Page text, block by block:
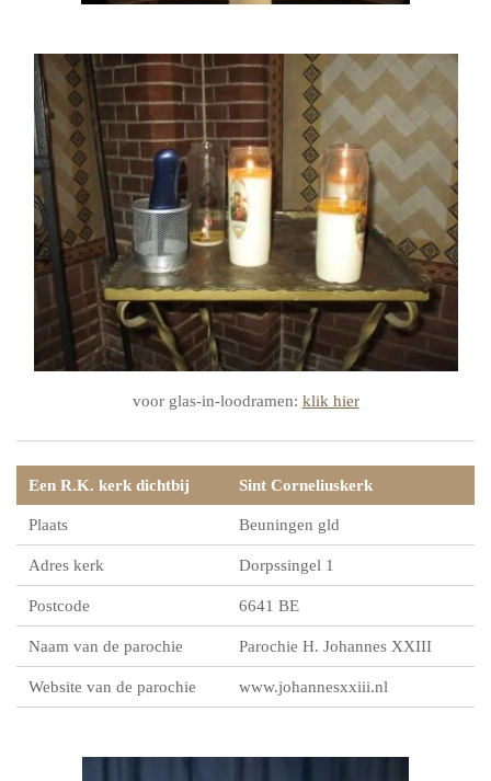
voor glas-in-loodramen: klik hier
Een R.K. kerk dichtbij Sint Corneliuskerk
Plaats Beuningen gld
Adres kerk Dorpssingel 1
Postcode 6641 BE
Naam van de parochie Parochie H. Johannes XXIII
Website van de parochie www.johannesxxiii.nl